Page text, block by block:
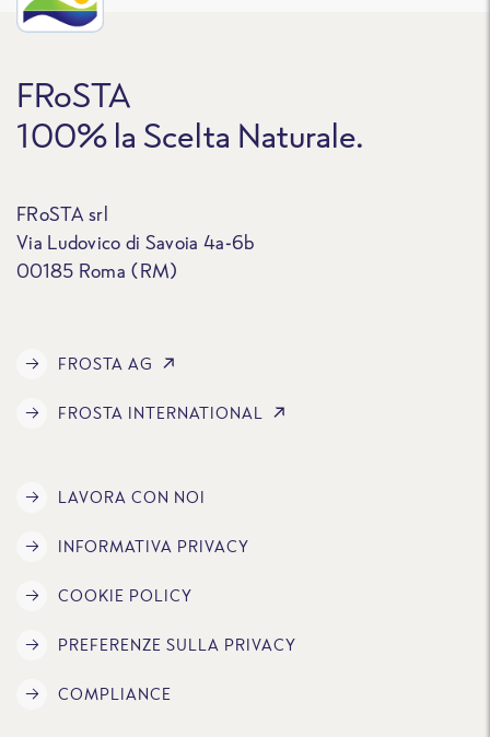
FRoSTA
100% la Scelta Naturale.
FRoSTA srl
Via Ludovico di Savoia 4a-6b
00185 Roma (RM)
FROSTA AG
FROSTA INTERNATIONAL
LAVORA CON NOI
INFORMATIVA PRIVACY
COOKIE POLICY
PREFERENZE SULLA PRIVACY
COMPLIANCE